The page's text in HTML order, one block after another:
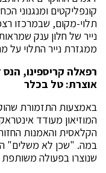
קונפליקטים ומנגנוני
תלוי-מקום, שבמרכזו
נייר של חלון ענק
ממגזרת נייר התלוי על
רפאלה קריספינו,
אוצרת: טל בכלר
באמצעות התזמורת
המוזיאון מעודד
הקלאסית והאמנות
במה. "שכן לא משלים"
שנוצרו בפעולה משותפת